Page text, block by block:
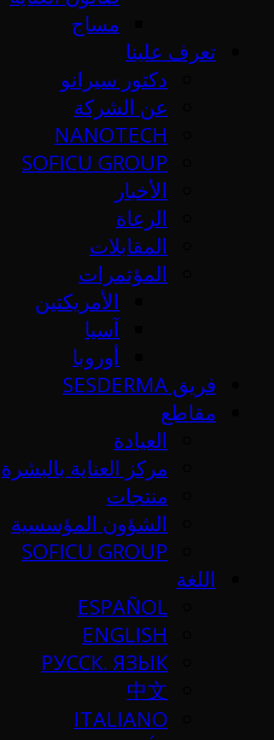
مساج
تعرف علينا
دكتور سيرانو
عن الشركة
NANOTECH
SOFICU GROUP
الأخبار
الرعاة
المقابلات
المؤتمرات
الأمريكتين
آسيا
أوروبا
فريق SESDERMA
مقاطع
العيادة
مركز العناية بالبشرة
منتجات
الشؤون المؤسسية
SOFICU GROUP
اللغة
ESPAÑOL
ENGLISH
РУССК. ЯЗЫК
中文
ITALIANO